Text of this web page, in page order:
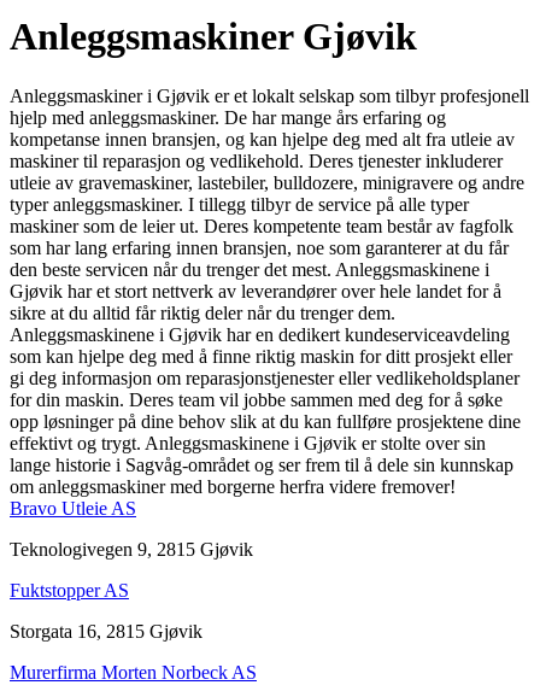
Anleggsmaskiner Gjøvik
Anleggsmaskiner i Gjøvik er et lokalt selskap som tilbyr profesjonell
hjelp med anleggsmaskiner. De har mange års erfaring og
kompetanse innen bransjen, og kan hjelpe deg med alt fra utleie av
maskiner til reparasjon og vedlikehold. Deres tjenester inkluderer
utleie av gravemaskiner, lastebiler, bulldozere, minigravere og andre
typer anleggsmaskiner. I tillegg tilbyr de service på alle typer
maskiner som de leier ut. Deres kompetente team består av fagfolk
som har lang erfaring innen bransjen, noe som garanterer at du får
den beste servicen når du trenger det mest. Anleggsmaskinene i
Gjøvik har et stort nettverk av leverandører over hele landet for å
sikre at du alltid får riktig deler når du trenger dem.
Anleggsmaskinene i Gjøvik har en dedikert kundeserviceavdeling
som kan hjelpe deg med å finne riktig maskin for ditt prosjekt eller
gi deg informasjon om reparasjonstjenester eller vedlikeholdsplaner
for din maskin. Deres team vil jobbe sammen med deg for å søke
opp løsninger på dine behov slik at du kan fullføre prosjektene dine
effektivt og trygt. Anleggsmaskinene i Gjøvik er stolte over sin
lange historie i Sagvåg-området og ser frem til å dele sin kunnskap
om anleggsmaskiner med borgerne herfra videre fremover!
Bravo Utleie AS
Teknologivegen 9, 2815 Gjøvik
Fuktstopper AS
Storgata 16, 2815 Gjøvik
Murerfirma Morten Norbeck AS